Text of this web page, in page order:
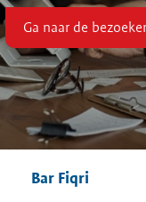
Ga naar de
Bar Fiqri